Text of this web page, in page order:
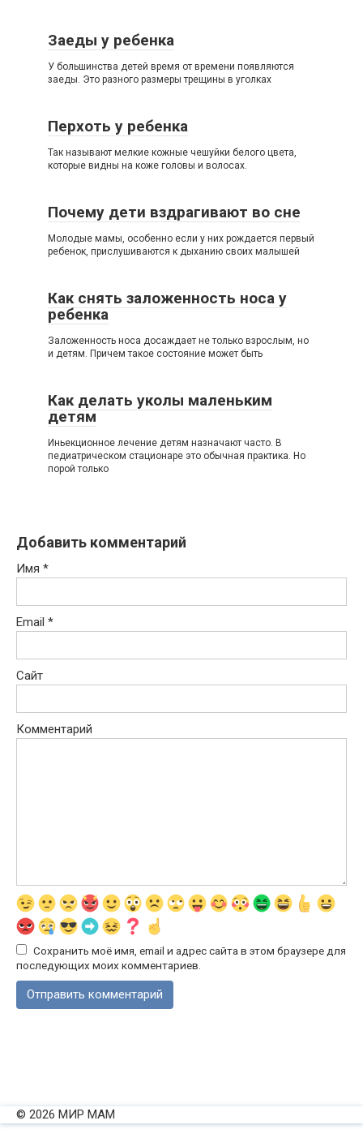
Заеды у ребенка
У большинства детей время от времени появляются
заеды. Это разного размеры трещины в уголках
Перхоть у ребенка
Так называют мелкие кожные чешуйки белого цвета,
которые видны на коже головы и волосах.
Почему дети вздрагивают во сне
Молодые мамы, особенно если у них рождается первый
ребенок, прислушиваются к дыханию своих малышей
Как снять заложенность носа у
ребенка
Заложенность носа досаждает не только взрослым, но
и детям. Причем такое состояние может быть
Как делать уколы маленьким
детям
Иньекционное лечение детям назначают часто. В
педиатрическом стационаре это обычная практика. Но
порой только
Добавить комментарий
Имя *
Email *
Сайт
Комментарий
Сохранить моё имя, email и адрес сайта в этом браузере для
последующих моих комментариев.
© 2026 МИР МАМ